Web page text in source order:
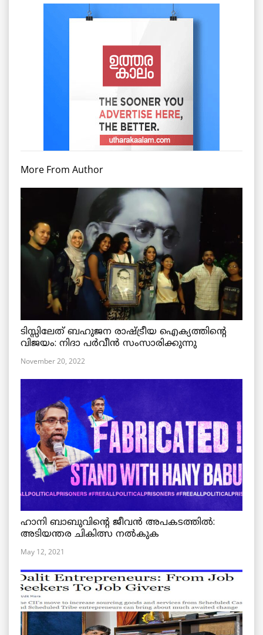
More From Author
ടിസ്സിലേത് ബഹുജന രാഷ്ട്രീയ ഐക്യത്തിന്റെ
വിജയം: നിദാ പർവീൻ സംസാരിക്കുന്നു
November 20, 2022
ഹാനി ബാബുവിന്റെ ജീവൻ അപകടത്തിൽ:
അടിയന്തര ചികിത്സ നൽകുക
May 12, 2021